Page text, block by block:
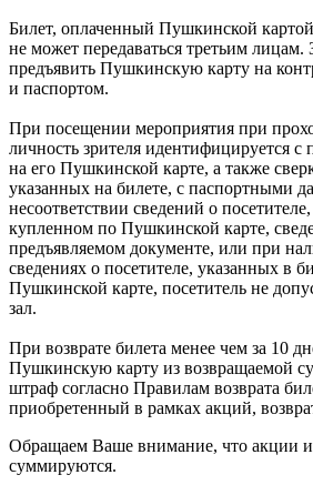
Билет, оплаченный Пушкинской
не может передаваться третьим лицам.
предъявить Пушкинскую карту на
и паспортом.
При посещении мероприятия при
личность зрителя идентифицируется
на его Пушкинской карте, а также
указанных на билете, с паспортными
несоответствии сведений о
купленном по Пушкинской карте,
предъявляемом документе, или при
сведениях о посетителе, указанных в
Пушкинской карте, посетитель не
зал.
При возврате билета менее чем за 10
Пушкинскую карту из возвращаемой
штраф согласно Правилам возврата
приобретенный в рамках акций,
Обращаем Ваше внимание, что акции
суммируются.